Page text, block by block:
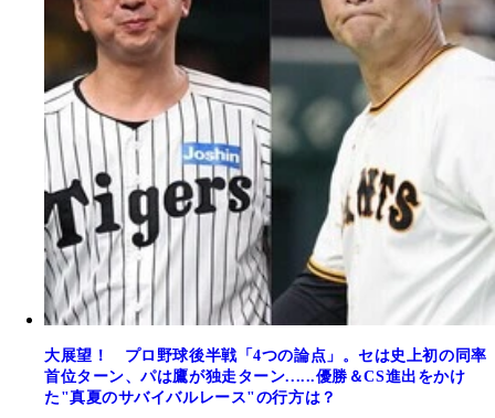
大展望！ プロ野球後半戦「4つの論点」。セは史上初の同率
首位ターン、パは鷹が独走ターン......優勝＆CS進出をかけ
た"真夏のサバイバルレース"の行方は？